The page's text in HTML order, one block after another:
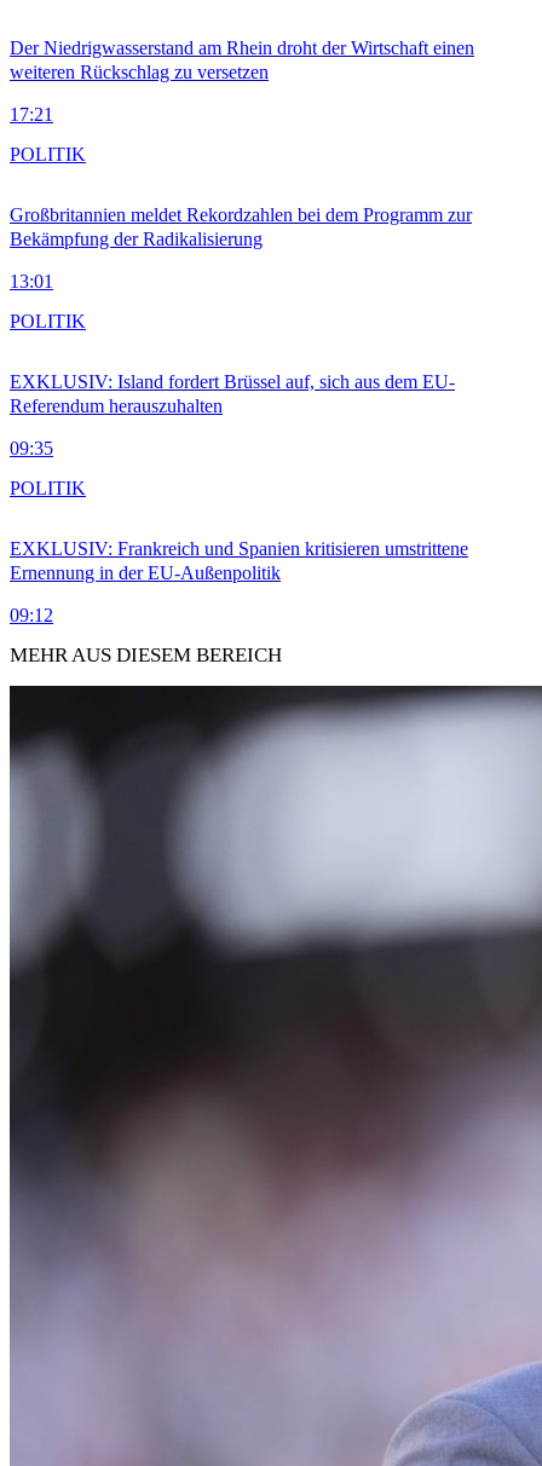
Der Niedrigwasserstand am Rhein droht der Wirtschaft einen
weiteren Rückschlag zu versetzen
17:21
Großbritannien meldet Rekordzahlen bei dem Programm zur
Bekämpfung der Radikalisierung
13:01
POLITIK
EXKLUSIV: Island fordert Brüssel auf, sich aus dem EU-
Referendum herauszuhalten
09:35
POLITIK
EXKLUSIV: Frankreich und Spanien kritisieren umstrittene
Ernennung in der EU-Außenpolitik
09:12
POLITIK
MEHR AUS DIESEM BEREICH